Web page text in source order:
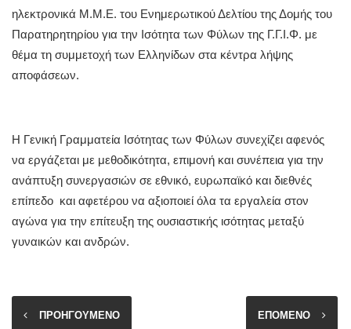
ηλεκτρονικά Μ.Μ.Ε. του Ενημερωτικού Δελτίου της Δομής του
Παρατηρητηρίου για την Ισότητα των Φύλων της Γ.Γ.Ι.Φ. με
θέμα τη συμμετοχή των Ελληνίδων στα κέντρα λήψης
αποφάσεων.
Η Γενική Γραμματεία Ισότητας των Φύλων συνεχίζει αφενός
να εργάζεται με μεθοδικότητα, επιμονή και συνέπεια για την
ανάπτυξη συνεργασιών σε εθνικό, ευρωπαϊκό και διεθνές
επίπεδο και αφετέρου να αξιοποιεί όλα τα εργαλεία στον
αγώνα για την επίτευξη της ουσιαστικής ισότητας μεταξύ
γυναικών και ανδρών.
ΠΡΟΗΓΟΥΜΕΝΟ ΕΠΟΜΕΝΟ